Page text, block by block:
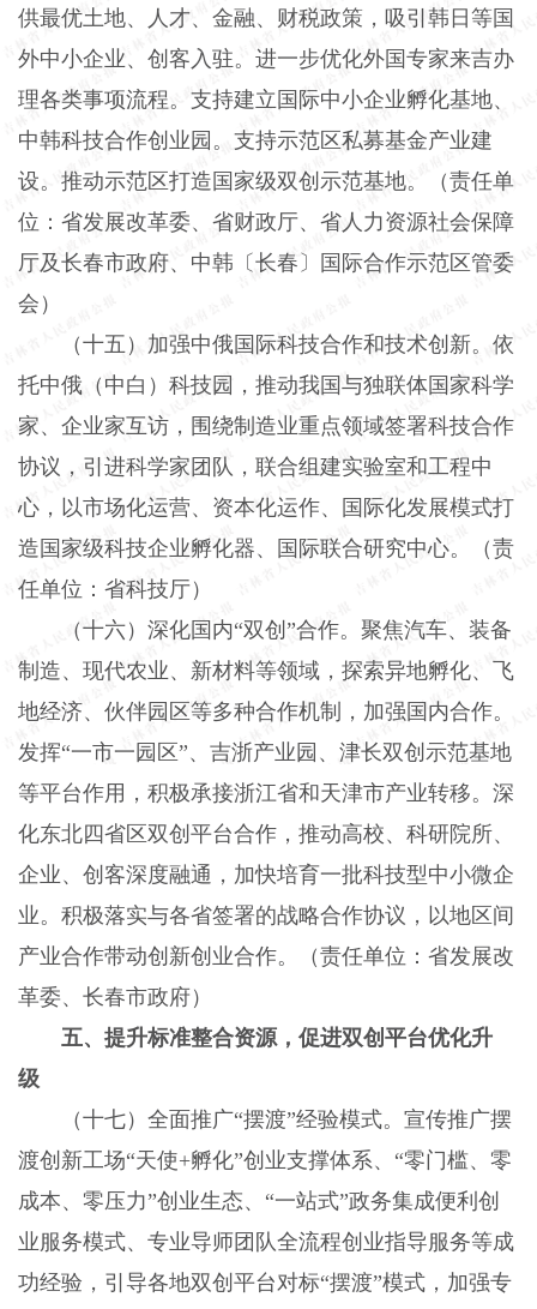
供最优土地、人才、金融、财税政策，吸引韩日等国
外中小企业、创客入驻。进一步优化外国专家来吉办
理各类事项流程。支持建立国际中小企业孵化基地、
中韩科技合作创业园。支持示范区私募基金产业建
设。推动示范区打造国家级双创示范基地。（责任单
位：省发展改革委、省财政厅、省人力资源社会保障
厅及长春市政府、中韩〔长春〕国际合作示范区管委
会）
（十五）加强中俄国际科技合作和技术创新。依
托中俄（中白）科技园，推动我国与独联体国家科学
家、企业家互访，围绕制造业重点领域签署科技合作
协议，引进科学家团队，联合组建实验室和工程中
心，以市场化运营、资本化运作、国际化发展模式打
造国家级科技企业孵化器、国际联合研究中心。（责
任单位：省科技厅）
（十六）深化国内“双创”合作。聚焦汽车、装备
制造、现代农业、新材料等领域，探索异地孵化、飞
地经济、伙伴园区等多种合作机制，加强国内合作。
发挥“一市一园区”、吉浙产业园、津长双创示范基地
等平台作用，积极承接浙江省和天津市产业转移。深
化东北四省区双创平台合作，推动高校、科研院所、
企业、创客深度融通，加快培育一批科技型中小微企
业。积极落实与各省签署的战略合作协议，以地区间
产业合作带动创新创业合作。（责任单位：省发展改
革委、长春市政府）
五、提升标准整合资源，促进双创平台优化升
级
（十七）全面推广“摆渡”经验模式。宣传推广摆
渡创新工场“天使+孵化”创业支撑体系、“零门槛、零
成本、零压力”创业生态、“一站式”政务集成便利创
业服务模式、专业导师团队全流程创业指导服务等成
功经验，引导各地双创平台对标“摆渡”模式，加强专